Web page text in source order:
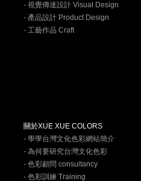
- 視覺傳達設計 Visual Design
- 產品設計 Product Design
- 工藝作品 Craft
關於XUE XUE COLORS
- 學學台灣文化色彩網站簡介
- 為何要研究台灣文化色彩
- 色彩顧問 consultancy
- 色彩訓練 Training